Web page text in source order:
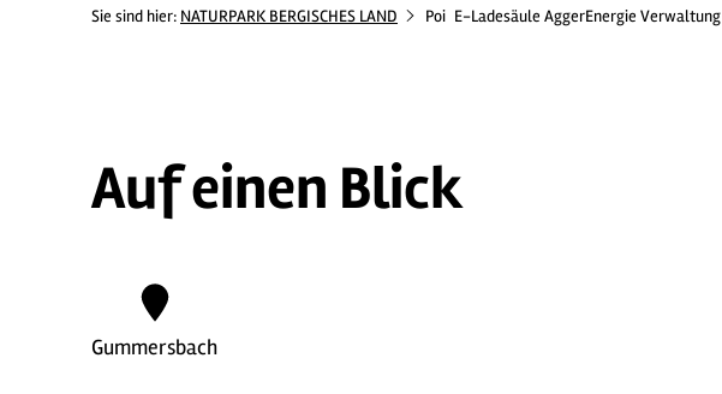
Sie sind hier: NATURPARK BERGISCHES LAND Poi E-Ladesäule AggerEnergie Verwaltung
Auf einen Blick
Gummersbach